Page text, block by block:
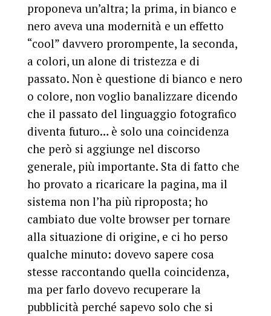
proponeva un’altra; la prima, in bianco e
nero aveva una modernità e un effetto
“cool” davvero prorompente, la seconda,
a colori, un alone di tristezza e di
passato. Non è questione di bianco e nero
o colore, non voglio banalizzare dicendo
che il passato del linguaggio fotografico
diventa futuro… è solo una coincidenza
che però si aggiunge nel discorso
generale, più importante. Sta di fatto che
ho provato a ricaricare la pagina, ma il
sistema non l’ha più riproposta; ho
cambiato due volte browser per tornare
alla situazione di origine, e ci ho perso
qualche minuto: dovevo sapere cosa
stesse raccontando quella coincidenza,
ma per farlo dovevo recuperare la
pubblicità perché sapevo solo che si